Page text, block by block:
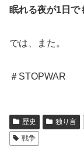
眠れる夜が1日で
では、また。
＃STOPWAR
歴史 独り言
戦争